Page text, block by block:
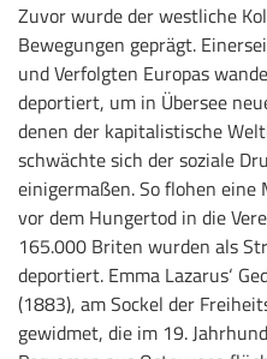
Zuvor wurde der westliche
Bewegungen geprägt.
und Verfolgten Europas
deportiert, um in Übersee
denen der kapitalistische
schwächte sich der soziale
einigermaßen. So flohen
vor dem Hungertod in die
165.000 Briten wurden als
deportiert. Emma Lazarus‘
(1883), am Sockel der
gewidmet, die im 19.